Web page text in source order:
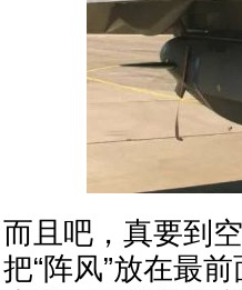
而且吧，真要到
把“阵风”放在最